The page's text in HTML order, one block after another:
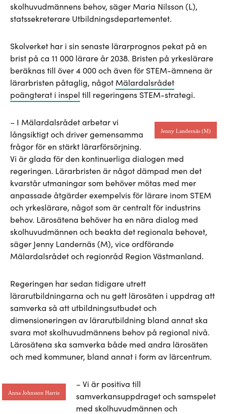
skolhuvudmännens behov, säger Maria Nilsson (L),
statssekreterare Utbildningsdepartementet.
Skolverket har i sin senaste lärarprognos pekat på en
brist på ca 11 000 lärare år 2038. Bristen på yrkeslärare
beräknas till över 4 000 och även för STEM-ämnena är
lärarbristen påtaglig, något Mälardalsrådet
poängterat i inspel till regeringens STEM-strategi.
Jenny Landernäs (M)
– I Mälardalsrådet arbetar vi
långsiktigt och driver gemensamma
frågor för en stärkt lärarförsörjning.
Vi är glada för den kontinuerliga dialogen med
regeringen. Lärarbristen är något dämpad men det
kvarstår utmaningar som behöver mötas med mer
anpassade åtgärder exempelvis för lärare inom STEM
och yrkeslärare, något som är centralt för industrins
behov. Lärosätena behöver ha en nära dialog med
skolhuvudmännen och beakta det regionala behovet,
säger Jenny Landernäs (M), vice ordförande
Mälardalsrådet och regionråd Region Västmanland.
Regeringen har sedan tidigare utrett
lärarutbildningarna och nu gett lärosäten i uppdrag att
samverka så att utbildningsutbudet och
dimensioneringen av lärarutbildning bland annat ska
svara mot skolhuvudmännens behov på regional nivå.
Lärosätena ska samverka både med andra lärosäten
och med kommuner, bland annat i form av lärcentrum.
Anna Johnsson Harrie
– Vi är positiva till
samverkansuppdraget och samspelet
med skolhuvudmännen och